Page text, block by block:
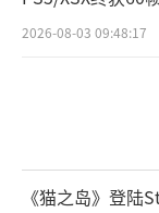
2026-08-03 09:48:17
《猫之岛》登陆